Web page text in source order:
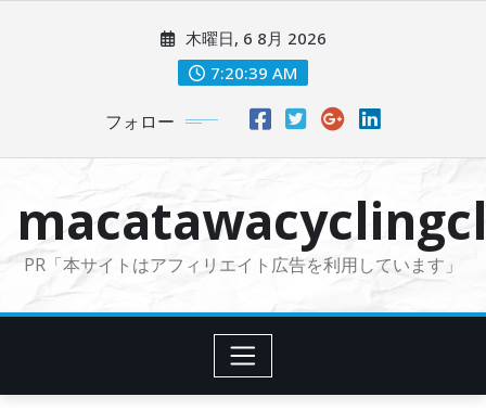
に
木曜日, 6 8月 2026
7:20:40 AM
フォロー
PR「本サイトはアフィリエイト広告を利用しています」